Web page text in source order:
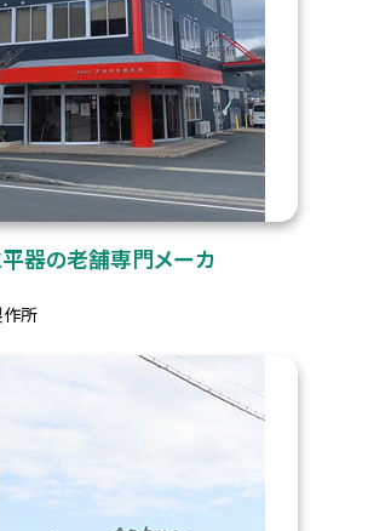
器の老舗専門メーカ
作所